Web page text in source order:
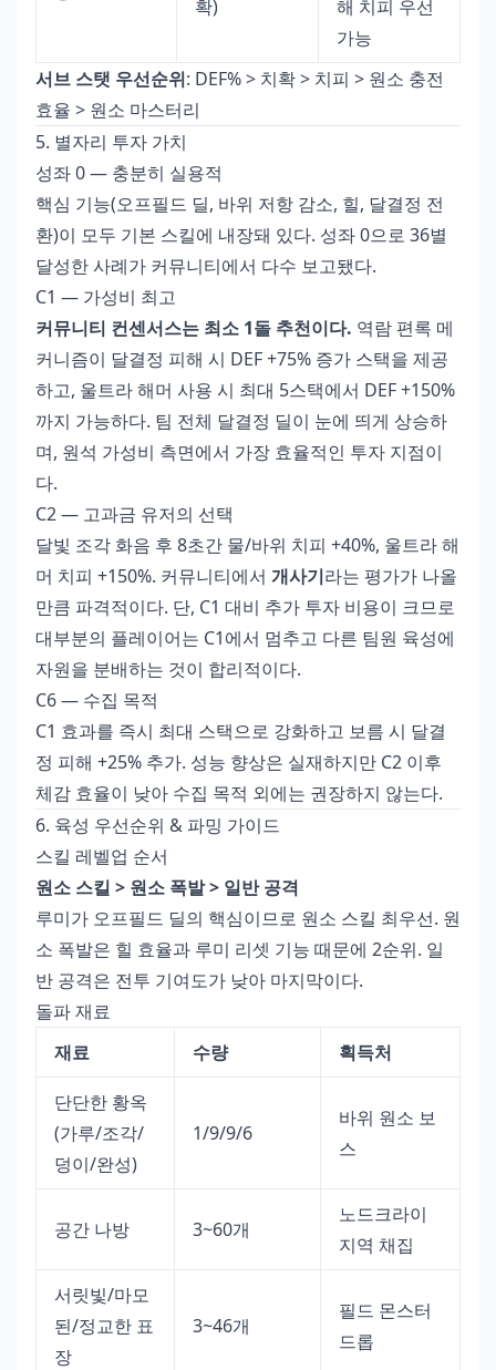
확)
해 치피 우선
가능
서브 스탯 우선순위: DEF% > 치확 > 치피 > 원소 충전
효율 > 원소 마스터리
5. 별자리 투자 가치
성좌 0 — 충분히 실용적
핵심 기능(오프필드 딜, 바위 저항 감소, 힐, 달결정 전
환)이 모두 기본 스킬에 내장돼 있다. 성좌 0으로 36별
달성한 사례가 커뮤니티에서 다수 보고됐다.
C1 — 가성비 최고
커뮤니티 컨센서스는 최소 1돌 추천이다. 역람 편록 메
커니즘이 달결정 피해 시 DEF +75% 증가 스택을 제공
하고, 울트라 해머 사용 시 최대 5스택에서 DEF +150%
까지 가능하다. 팀 전체 달결정 딜이 눈에 띄게 상승하
며, 원석 가성비 측면에서 가장 효율적인 투자 지점이
다.
C2 — 고과금 유저의 선택
달빛 조각 화음 후 8초간 물/바위 치피 +40%, 울트라 해
머 치피 +150%. 커뮤니티에서 개사기라는 평가가 나올
만큼 파격적이다. 단, C1 대비 추가 투자 비용이 크므로
대부분의 플레이어는 C1에서 멈추고 다른 팀원 육성에
자원을 분배하는 것이 합리적이다.
C6 — 수집 목적
C1 효과를 즉시 최대 스택으로 강화하고 보름 시 달결
정 피해 +25% 추가. 성능 향상은 실재하지만 C2 이후
체감 효율이 낮아 수집 목적 외에는 권장하지 않는다.
6. 육성 우선순위 & 파밍 가이드
스킬 레벨업 순서
원소 스킬 > 원소 폭발 > 일반 공격
루미가 오프필드 딜의 핵심이므로 원소 스킬 최우선. 원
소 폭발은 힐 효율과 루미 리셋 기능 때문에 2순위. 일
반 공격은 전투 기여도가 낮아 마지막이다.
돌파 재료
재료
수량 획득처
단단한 황옥
(가루/조각/
덩이/완성)
1/9/9/6
바위 원소 보
스
공간 나방 3~60개
노드크라이
지역 채집
서릿빛/마모
된/정교한 표
장
3~46개
필드 몬스터
드롭